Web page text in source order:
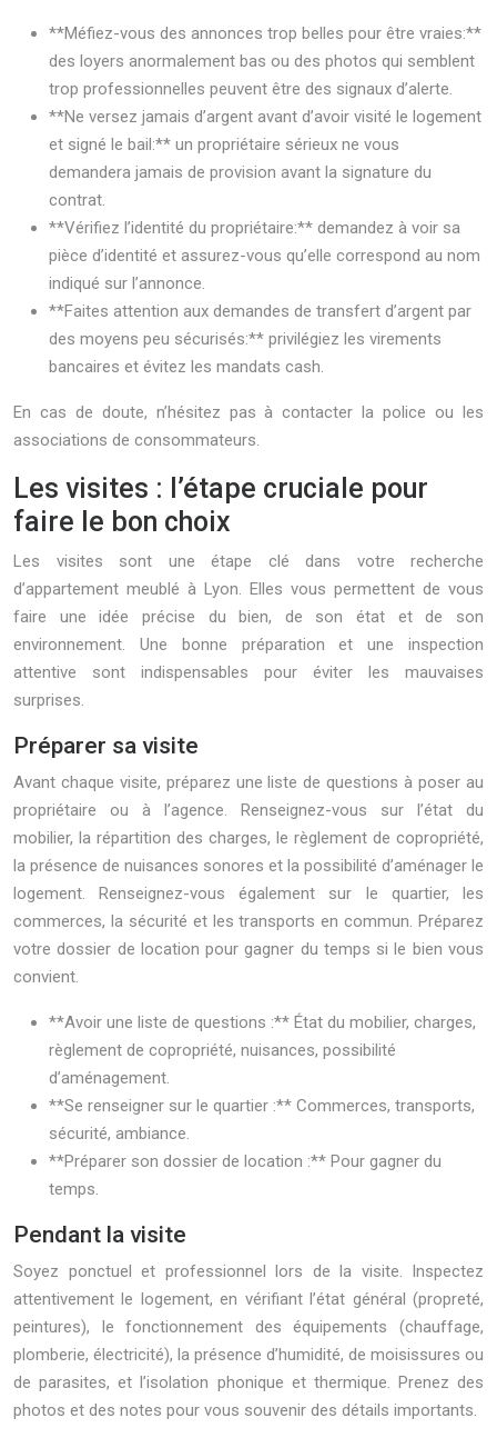
**Méfiez-vous des annonces trop belles pour être vraies:**
des loyers anormalement bas ou des photos qui semblent
trop professionnelles peuvent être des signaux d’alerte.
**Ne versez jamais d’argent avant d’avoir visité le logement
et signé le bail:** un propriétaire sérieux ne vous
demandera jamais de provision avant la signature du
contrat.
**Vérifiez l’identité du propriétaire:** demandez à voir sa
pièce d’identité et assurez-vous qu’elle correspond au nom
indiqué sur l’annonce.
**Faites attention aux demandes de transfert d’argent par
des moyens peu sécurisés:** privilégiez les virements
bancaires et évitez les mandats cash.
En cas de doute, n’hésitez pas à contacter la police ou les
associations de consommateurs.
Les visites : l’étape cruciale pour
faire le bon choix
Les visites sont une étape clé dans votre recherche
d’appartement meublé à Lyon. Elles vous permettent de vous
faire une idée précise du bien, de son état et de son
environnement. Une bonne préparation et une inspection
attentive sont indispensables pour éviter les mauvaises
surprises.
Préparer sa visite
Avant chaque visite, préparez une liste de questions à poser au
propriétaire ou à l’agence. Renseignez-vous sur l’état du
mobilier, la répartition des charges, le règlement de copropriété,
la présence de nuisances sonores et la possibilité d’aménager le
logement. Renseignez-vous également sur le quartier, les
commerces, la sécurité et les transports en commun. Préparez
votre dossier de location pour gagner du temps si le bien vous
convient.
**Avoir une liste de questions :** État du mobilier, charges,
règlement de copropriété, nuisances, possibilité
d’aménagement.
**Se renseigner sur le quartier :** Commerces, transports,
sécurité, ambiance.
**Préparer son dossier de location :** Pour gagner du
temps.
Pendant la visite
Soyez ponctuel et professionnel lors de la visite. Inspectez
attentivement le logement, en vérifiant l’état général (propreté,
peintures), le fonctionnement des équipements (chauffage,
plomberie, électricité), la présence d’humidité, de moisissures ou
de parasites, et l’isolation phonique et thermique. Prenez des
photos et des notes pour vous souvenir des détails importants.